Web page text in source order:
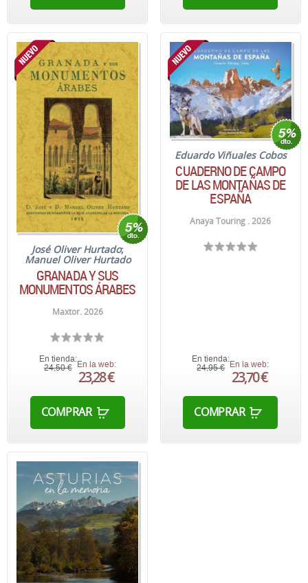
José Oliver Hurtado;
Manuel Oliver Hurtado
GRANADA Y SUS
MONUMENTOS ÁRABES
Maxtor. 2026
En tienda:
24,50 € En la web:
23,28 €
COMPRAR
Eduardo Viñuales Cobos
CUADERNO DE CAMPO
DE LAS MONTAÑAS DE
ESPAÑA
Anaya Touring . 2026
En tienda:
24,95 €
En la web:
23,70 €
COMPRAR